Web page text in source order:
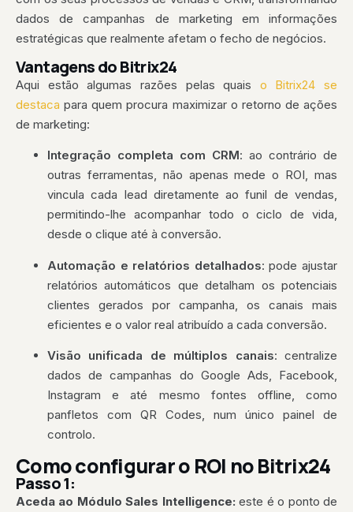
dados de campanhas de marketing em informações
estratégicas que realmente afetam o fecho de negócios.
Vantagens do Bitrix24
Aqui estão algumas razões pelas quais o Bitrix24 se
destaca para quem procura maximizar o retorno de ações
de marketing:
Integração completa com CRM: ao contrário de
outras ferramentas, não apenas mede o ROI, mas
vincula cada lead diretamente ao funil de vendas,
permitindo-lhe acompanhar todo o ciclo de vida,
desde o clique até à conversão.
Automação e relatórios detalhados: pode ajustar
relatórios automáticos que detalham os potenciais
clientes gerados por campanha, os canais mais
eficientes e o valor real atribuído a cada conversão.
Visão unificada de múltiplos canais: centralize
dados de campanhas do Google Ads, Facebook,
Instagram e até mesmo fontes offline, como
panfletos com QR Codes, num único painel de
controlo.
Como configurar o ROI no Bitrix24
Passo 1:
Aceda ao Módulo Sales Intelligence: este é o ponto de